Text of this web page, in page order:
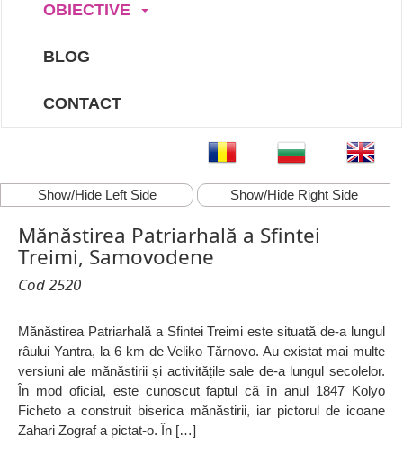
OBIECTIVE
BLOG
CONTACT
Show/Hide Left Side Show/Hide Right Side
Mănăstirea Patriarhală a Sfintei
Treimi, Samovodene
Cod 2520
Mănăstirea Patriarhală a Sfintei Treimi este situată de-a lungul
râului Yantra, la 6 km de Veliko Tărnovo. Au existat mai multe
versiuni ale mănăstirii și activitățile sale de-a lungul secolelor.
În mod oficial, este cunoscut faptul că în anul 1847 Kolyo
Ficheto a construit biserica mănăstirii, iar pictorul de icoane
Zahari Zograf a pictat-o. În […]